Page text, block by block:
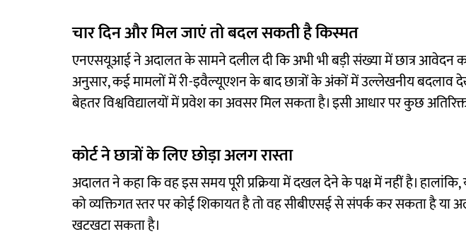
चार दिन और मिल जाएं तो बदल सकती है किस्मत
एनएसयूआई ने अदालत के सामने दलील दी कि अभी भी बड़ी संख्या में छात्र आवेदन
अनुसार, कई मामलों में री-इवैल्यूएशन के बाद छात्रों के अंकों में उल्लेखनीय बदलाव
बेहतर विश्वविद्यालयों में प्रवेश का अवसर मिल सकता है। इसी आधार पर कुछ
कोर्ट ने छात्रों के लिए छोड़ा अलग रास्ता
अदालत ने कहा कि वह इस समय पूरी प्रक्रिया में दखल देने के पक्ष में नहीं है। हालांकि,
को व्यक्तिगत स्तर पर कोई शिकायत है तो वह सीबीएसई से संपर्क कर सकता है या
खटखटा सकता है।